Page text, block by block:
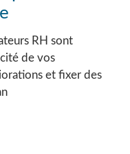
RH sont
de vos
et fixer des